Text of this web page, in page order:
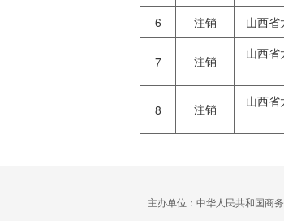
6 注销 山西省
7 注销
山西省
8 注销
山西省
主办单位：中华人民共和国商